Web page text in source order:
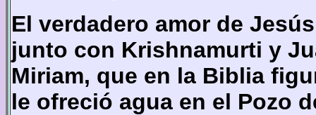
El verdadero amor de
junto con Krishnamurti y
Miriam, que en la Biblia
le ofreció agua en el Pozo